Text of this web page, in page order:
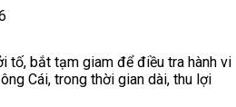
tố, bắt tạm giam để điều tra hành vi
Cái, trong thời gian dài, thu lợi